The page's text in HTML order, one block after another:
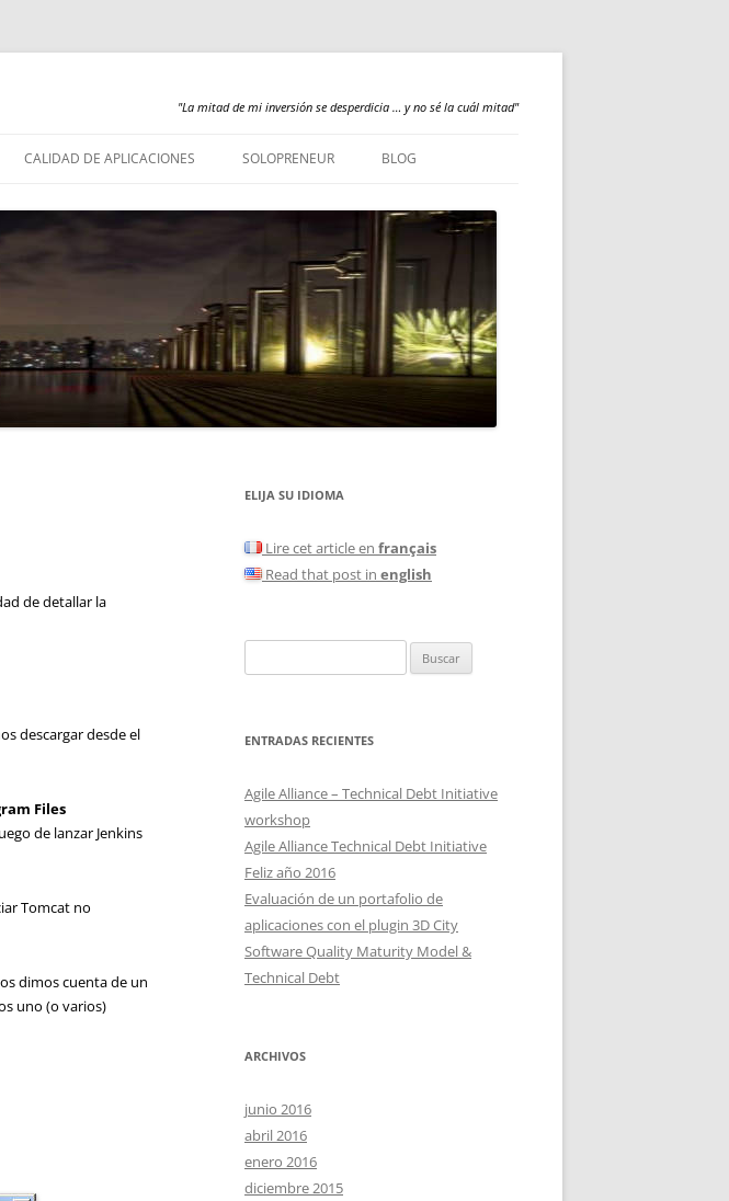
"La mitad de mi inversión se desperdicia … y no sé la cuál mitad"
contenido
CALIDAD DE APLICACIONES SOLOPRENEUR BLOG
de detallar la
descargar desde el
Files
de lanzar Jenkins
Tomcat no
dimos cuenta de un
uno (o varios)
ELIJA SU IDIOMA
Lire cet article en français
Read that post in english
ENTRADAS RECIENTES
Agile Alliance – Technical Debt Initiative
workshop
Agile Alliance Technical Debt Initiative
Feliz año 2016
Evaluación de un portafolio de
aplicaciones con el plugin 3D City
Software Quality Maturity Model &
Technical Debt
ARCHIVOS
junio 2016
abril 2016
enero 2016
diciembre 2015